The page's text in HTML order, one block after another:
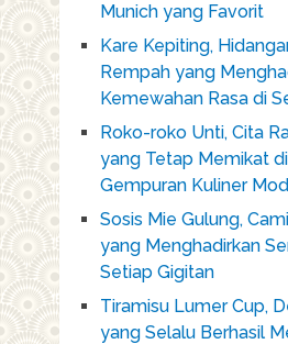
Munich yang Favorit
Kare Kepiting,
Rempah yang
Kemewahan Rasa di
Roko-roko Unti, Cita
yang Tetap Memikat
Gempuran Kuliner
Sosis Mie Gulung,
yang Menghadirkan
Setiap Gigitan
Tiramisu Lumer Cup,
yang Selalu Berhasil